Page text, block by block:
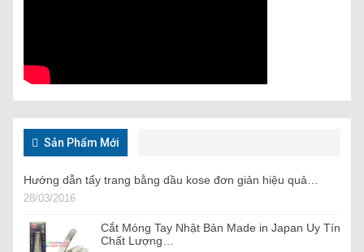
Sản Phẩm Mới
Hướng dẫn tẩy trang bằng dầu kose đơn giản hiệu quả…
28/03/2016
Cắt Móng Tay Nhật Bản Made in Japan Uy Tín
Chất Lượng…